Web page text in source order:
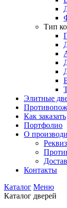
Тип
Элитные
Как заказать
Портфолио
О
Контакты
Каталог Меню
Каталог дверей